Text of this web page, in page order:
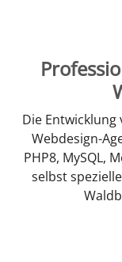
Die
Webdesign-
PHP8, MySQL,
selbst